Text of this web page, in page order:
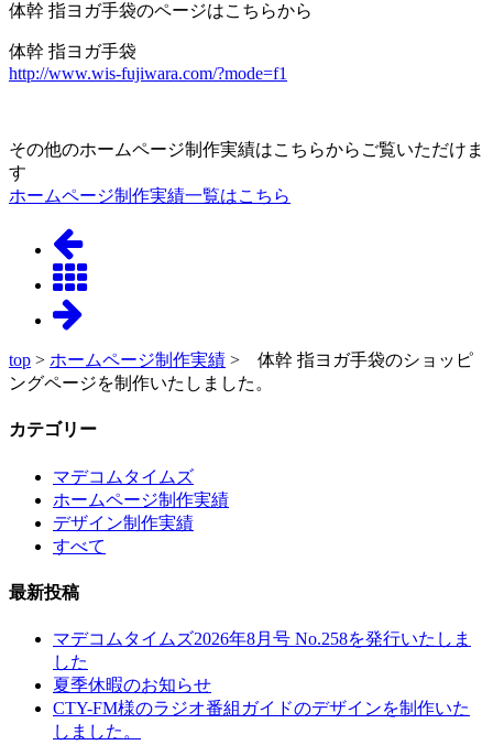
体幹 指ヨガ手袋のページはこちらから
体幹 指ヨガ手袋
http://www.wis-fujiwara.com/?mode=f1
その他のホームページ制作実績はこちらからご覧いただけま
す
ホームページ制作実績一覧はこちら
top > ホームページ制作実績 > 体幹 指ヨガ手袋のショッピ
ングページを制作いたしました。
カテゴリー
マデコムタイムズ
ホームページ制作実績
デザイン制作実績
すべて
最新投稿
マデコムタイムズ2026年8月号 No.258を発行いたしま
した
夏季休暇のお知らせ
CTY-FM様のラジオ番組ガイドのデザインを制作いた
しました。